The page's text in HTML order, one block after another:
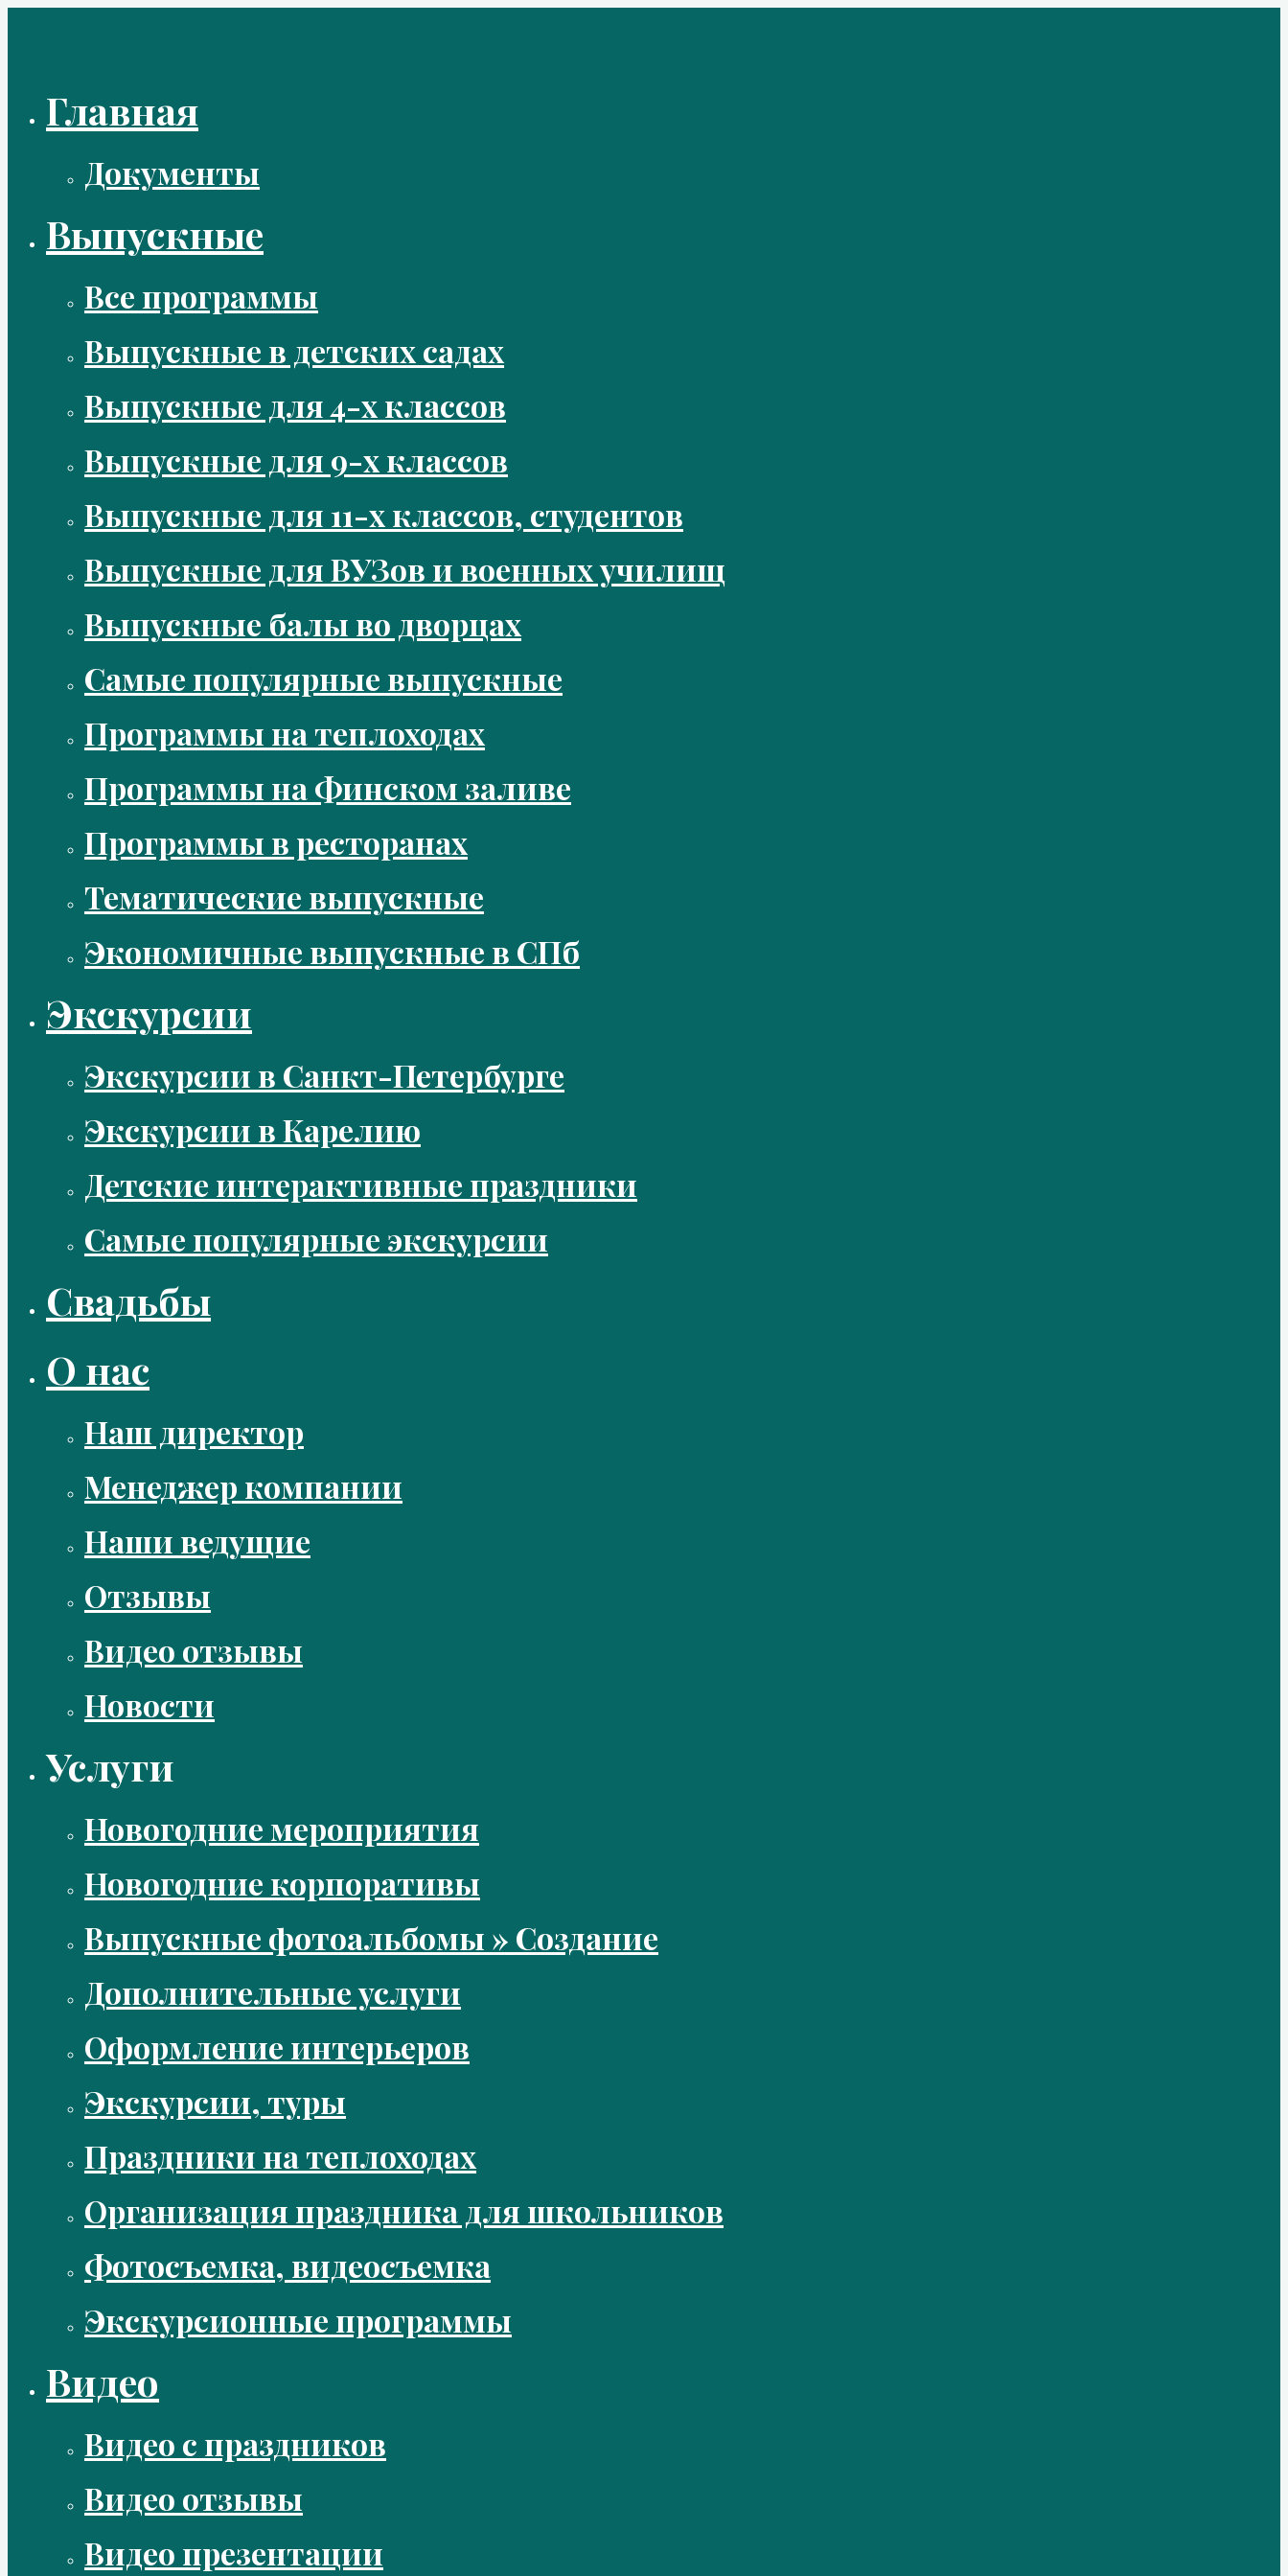
Главная
Документы
Выпускные
Все программы
Выпускные в детских садах
Выпускные для 4-х классов
Выпускные для 9-х классов
Выпускные для 11-х классов, студентов
Выпускные для ВУЗов и военных училищ
Выпускные балы во дворцах
Самые популярные выпускные
Программы на теплоходах
Программы на Финском заливе
Программы в ресторанах
Тематические выпускные
Экономичные выпускные в СПб
Экскурсии
Экскурсии в Санкт-Петербурге
Экскурсии в Карелию
Детские интерактивные праздники
Самые популярные экскурсии
Свадьбы
О нас
Наш директор
Менеджер компании
Наши ведущие
Отзывы
Видео отзывы
Новости
Услуги
Новогодние мероприятия
Новогодние корпоративы
Выпускные фотоальбомы » Создание
Дополнительные услуги
Оформление интерьеров
Экскурсии, туры
Праздники на теплоходах
Организация праздника для школьников
Фотосъемка, видеосъемка
Экскурсионные программы
Видео
Видео с праздников
Видео отзывы
Видео презентации